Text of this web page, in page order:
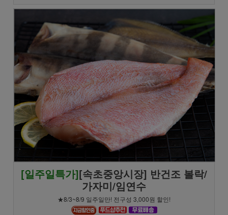
[일주일특가][속초중앙시장] 반건조 볼락/
가자미/임연수
★8/3~8/9 일주일만! 전구성 3,000원 할인!